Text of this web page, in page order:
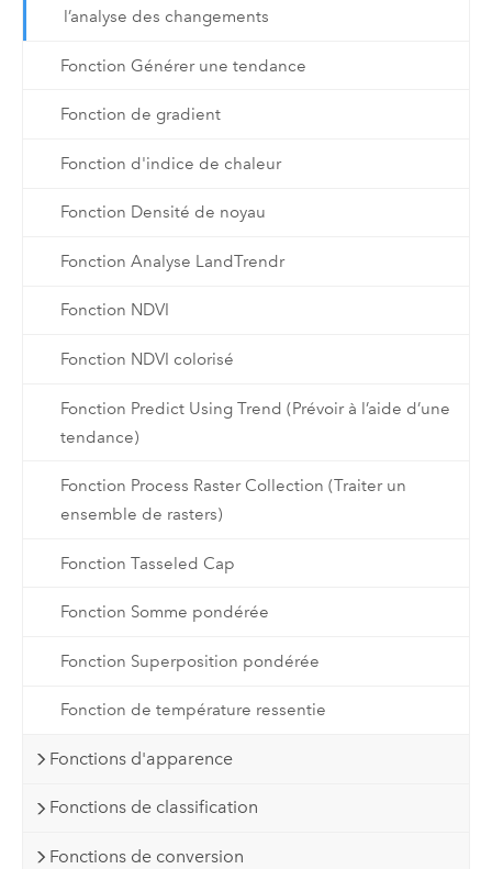
l’analyse des changements
Fonction Générer une tendance
Fonction de gradient
Fonction d'indice de chaleur
Fonction Densité de noyau
Fonction Analyse LandTrendr
Fonction NDVI
Fonction NDVI colorisé
Fonction Predict Using Trend (Prévoir à l’aide d’une
tendance)
Fonction Process Raster Collection (Traiter un
ensemble de rasters)
Fonction Tasseled Cap
Fonction Somme pondérée
Fonction Superposition pondérée
Fonction de température ressentie
Fonctions d'apparence
Fonctions de classification
Fonctions de conversion